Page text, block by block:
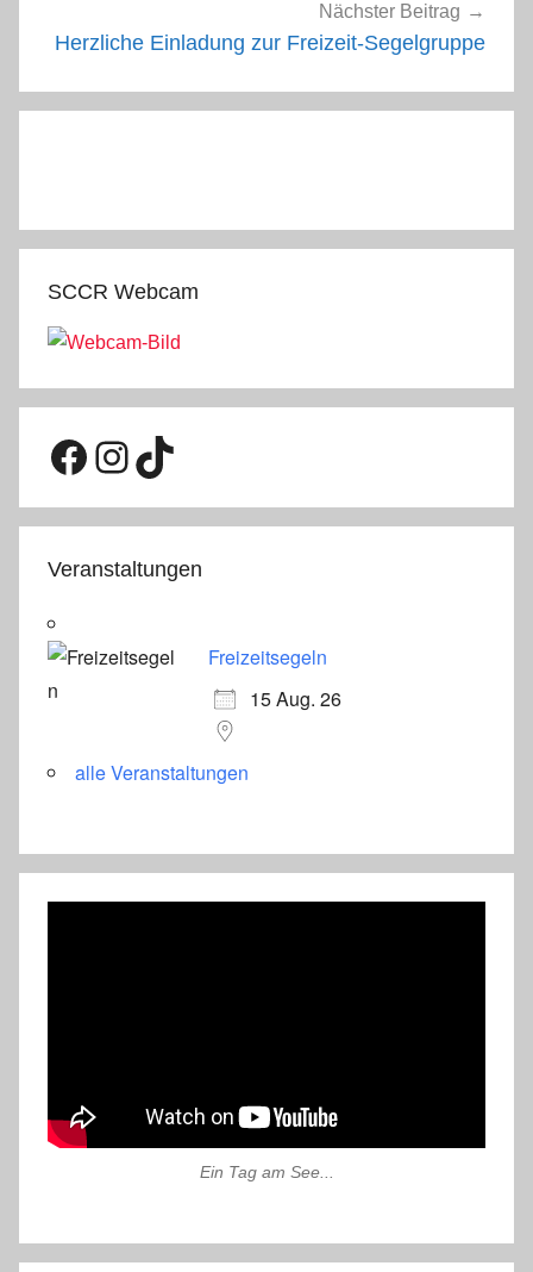
Nächster Beitrag
Herzliche Einladung zur Freizeit-Segelgruppe
SCCR Webcam
Facebook
Instagram
TikTok
Veranstaltungen
Freizeitsegeln
15 Aug. 26
alle Veranstaltungen
Ein Tag am See...